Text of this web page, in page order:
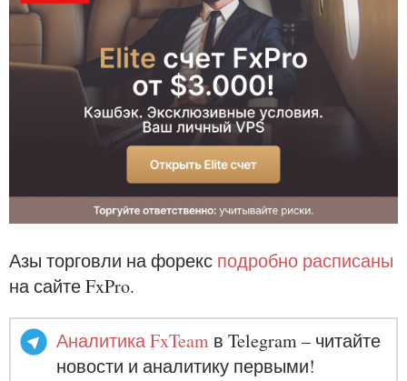
Азы торговли на форекс подробно расписаны
на сайте FxPro.
Аналитика FxTeam в Telegram – читайте
новости и аналитику первыми!